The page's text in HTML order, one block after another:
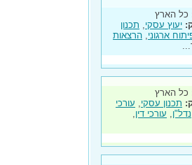
כל הארץ
יעוץ עסקי, תכנון
ארגוני, הרצאות
כל הארץ
תכנון עסקי, עורכי
נדל"ן, עורכי דין,